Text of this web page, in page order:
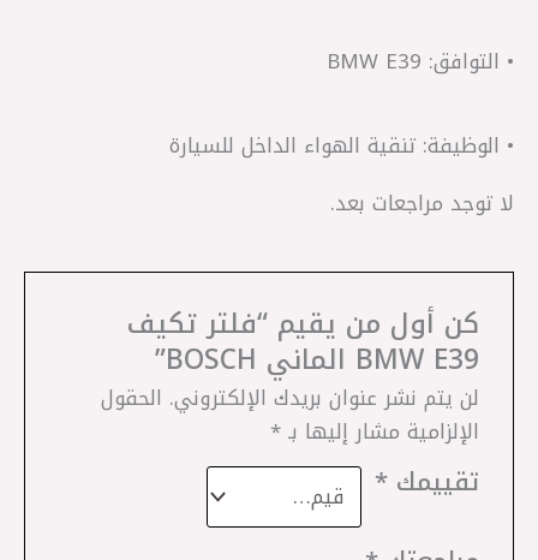
• التوافق: BMW E39
• الوظيفة: تنقية الهواء الداخل للسيارة
لا توجد مراجعات بعد.
كن أول من يقيم “فلتر تكيف
BMW E39 الماني BOSCH”
لن يتم نشر عنوان بريدك الإلكتروني. الحقول
الإلزامية مشار إليها بـ*
تقييمك*